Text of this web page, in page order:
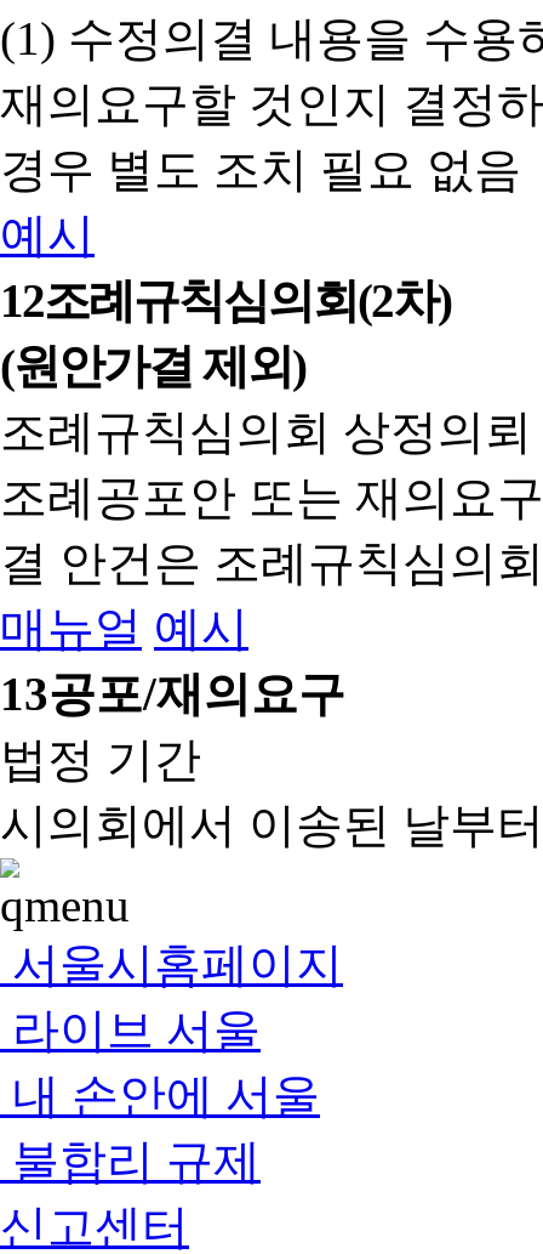
(1) 수정의결 내용을 수용
재의요구할 것인지 결정
경우 별도 조치 필요 없음
예시
12조례규칙심의회(2차)
(원안가결 제외)
조례규칙심의회 상정의
조례공포안 또는 재의요
결 안건은 조례규칙심의
매뉴얼 예시
13공포/재의요구
법정 기간
시의회에서 이송된 날부
서울시홈페이지
라이브 서울
내 손안에 서울
불합리 규제
신고센터